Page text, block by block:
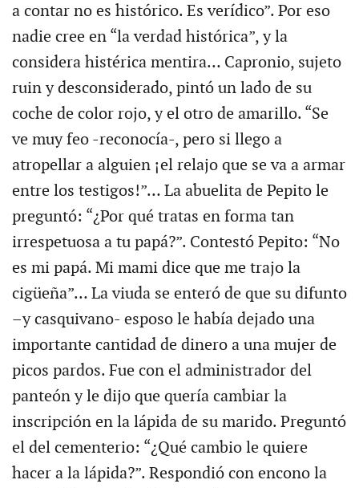
a contar no es histórico. Es verídico”. Por eso
nadie cree en “la verdad histórica”, y la
considera histérica mentira… Capronio, sujeto
ruin y desconsiderado, pintó un lado de su
coche de color rojo, y el otro de amarillo. “Se
ve muy feo -reconocía-, pero si llego a
atropellar a alguien ¡el relajo que se va a armar
entre los testigos!”… La abuelita de Pepito le
preguntó: “¿Por qué tratas en forma tan
irrespetuosa a tu papá?”. Contestó Pepito: “No
es mi papá. Mi mami dice que me trajo la
cigüeña”… La viuda se enteró de que su difunto
–y casquivano- esposo le había dejado una
importante cantidad de dinero a una mujer de
picos pardos. Fue con el administrador del
panteón y le dijo que quería cambiar la
inscripción en la lápida de su marido. Preguntó
el del cementerio: “¿Qué cambio le quiere
hacer a la lápida?”. Respondió con encono la